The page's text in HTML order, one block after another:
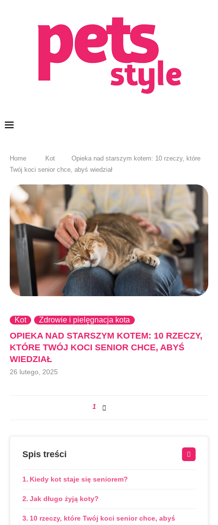
Home Kot
Opieka nad starszym kotem: 10 rzeczy, które
Twój koci senior chce, abyś wiedział
Kot Zdrowie i pielęgnacja kota
OPIEKA NAD STARSZYM KOTEM: 10 RZECZY,
KTÓRE TWÓJ KOCI SENIOR CHCE, ABYŚ
WIEDZIAŁ
26 lutego, 2025
1
Spis treści
Kiedy kot staje się seniorem?
Jak długo żyją koty?
10 rzeczy, które Twój koci senior chce, abyś